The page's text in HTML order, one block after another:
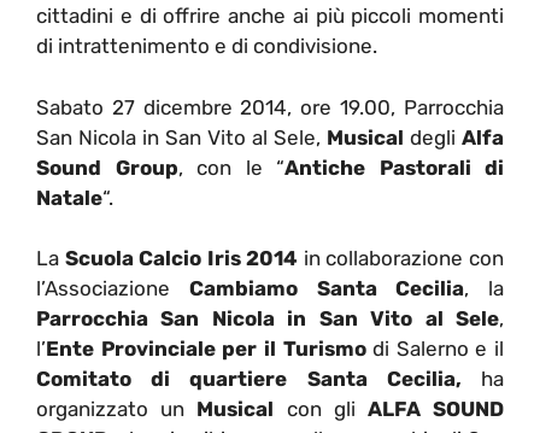
cittadini e di offrire anche ai più piccoli momenti
di intrattenimento e di condivisione.
Sabato 27 dicembre 2014, ore 19.00, Parrocchia
San Nicola in San Vito al Sele, Musical degli Alfa
Sound Group, con le “Antiche Pastorali di
Natale“.
La Scuola Calcio Iris 2014 in collaborazione con
l’Associazione Cambiamo Santa Cecilia, la
Parrocchia San Nicola in San Vito al Sele,
l’Ente Provinciale per il Turismodi Salerno e il
Comitato di quartiere Santa Cecilia, ha
organizzato un Musical con gli ALFA SOUND